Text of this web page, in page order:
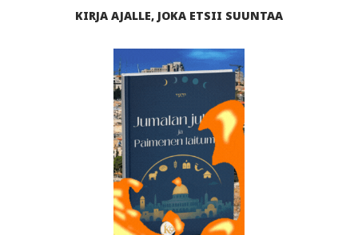
KIRJA AJALLE, JOKA ETSII SUUNTAA